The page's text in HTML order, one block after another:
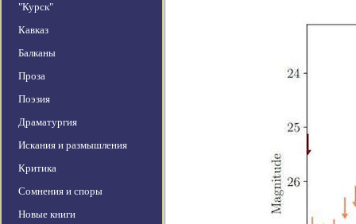
"Курск"
Кавказ
Балканы
Проза
Поэзия
Драматургия
Искания и размышления
Критика
Сомнения и споры
Новые книги